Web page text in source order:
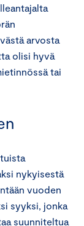
arvosta
olisi hyvä
tai
nykyisestä
vuoden
syyksi, jonka
suunniteltua